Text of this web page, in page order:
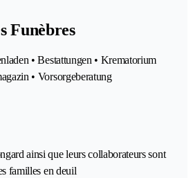
Funèbres
• Bestattungen • Krematorium
• Vorsorgeberatung
ainsi que leurs collaborateurs sont
familles en deuil